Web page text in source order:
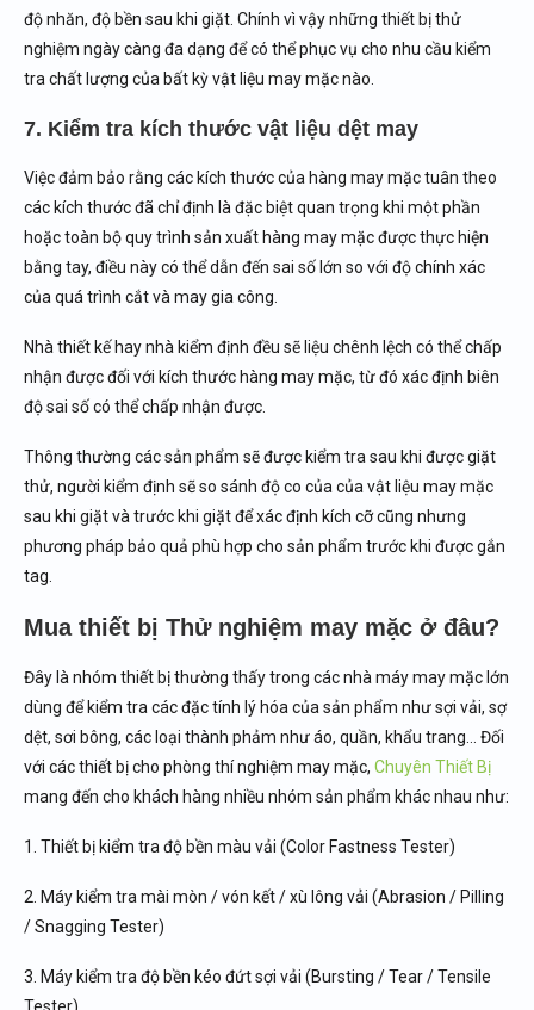
độ nhăn, độ bền sau khi giặt. Chính vì vậy những thiết bị thử
nghiệm ngày càng đa dạng để có thể phục vụ cho nhu cầu kiểm
tra chất lượng của bất kỳ vật liệu may mặc nào.
7. Kiểm tra kích thước vật liệu dệt may
Việc đảm bảo rằng các kích thước của hàng may mặc tuân theo
các kích thước đã chỉ định là đặc biệt quan trọng khi một phần
hoặc toàn bộ quy trình sản xuất hàng may mặc được thực hiện
bằng tay, điều này có thể dẫn đến sai số lớn so với độ chính xác
của quá trình cắt và may gia công.
Nhà thiết kế hay nhà kiểm định đều sẽ liệu chênh lệch có thể chấp
nhận được đối với kích thước hàng may mặc, từ đó xác định biên
độ sai số có thể chấp nhận được.
Thông thường các sản phẩm sẽ được kiểm tra sau khi được giặt
thử, người kiểm định sẽ so sánh độ co của của vật liệu may mặc
sau khi giặt và trước khi giặt để xác định kích cỡ cũng nhưng
phương pháp bảo quả phù hợp cho sản phẩm trước khi được gắn
tag.
Mua thiết bị Thử nghiệm may mặc ở đâu?
Đây là nhóm thiết bị thường thấy trong các nhà máy may mặc lớn
dùng để kiểm tra các đặc tính lý hóa của sản phẩm như sợi vải, sợ
dệt, sơi bông, các loại thành phảm như áo, quần, khẩu trang… Đối
với các thiết bị cho phòng thí nghiệm may mặc, Chuyên Thiết Bị
mang đến cho khách hàng nhiều nhóm sản phẩm khác nhau như:
1. Thiết bị kiểm tra độ bền màu vải (Color Fastness Tester)
2. Máy kiểm tra mài mòn / vón kết / xù lông vải (Abrasion / Pilling
/ Snagging Tester)
3. Máy kiểm tra độ bền kéo đứt sợi vải (Bursting / Tear / Tensile